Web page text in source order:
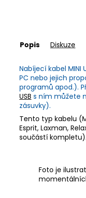
Popis Diskuze
Nabíjecí kabel MINI
PC nebo jejich
programů apod.).
USB s ním můžete
zásuvky).
Tento typ kabelu
Esprit, Laxman,
součástí kompletu).
Foto je